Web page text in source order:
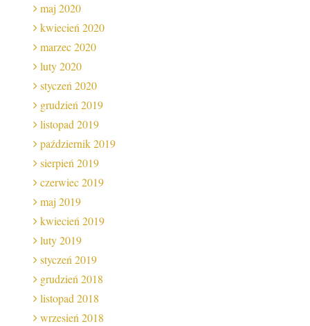
maj 2020
kwiecień 2020
marzec 2020
luty 2020
styczeń 2020
grudzień 2019
listopad 2019
październik 2019
sierpień 2019
czerwiec 2019
maj 2019
kwiecień 2019
luty 2019
styczeń 2019
grudzień 2018
listopad 2018
wrzesień 2018